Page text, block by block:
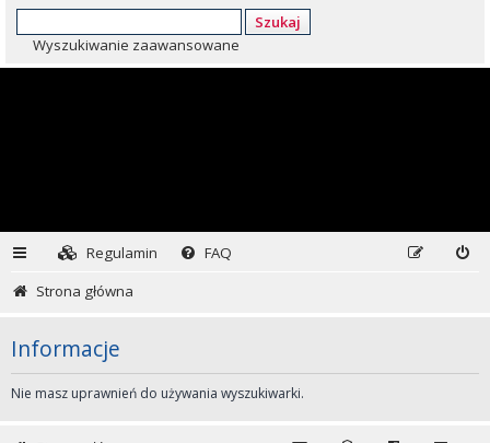
Szukaj
Wyszukiwanie zaawansowane
Regulamin
FAQ
Strona główna
Informacje
Nie masz uprawnień do używania wyszukiwarki.